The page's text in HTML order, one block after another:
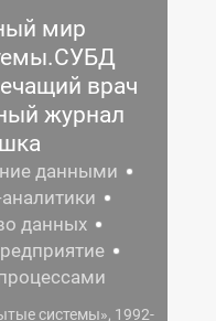
мир
врач
журнал
данными
данных
системы», 1992-